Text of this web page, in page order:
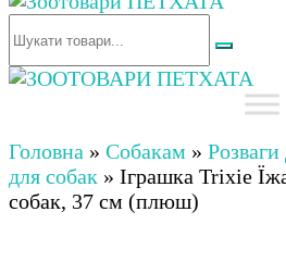
Зоотовари ПЕТХАТА
Зоомагазин для собак та
аксесуари та догляд за
аксесуари та догляд за
Україні
Головна » Собакам »
для собак » Іграшка Trixie
собак, 37 см (плюш)